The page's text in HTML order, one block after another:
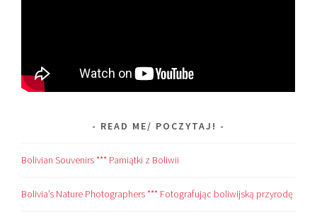
READ ME/ POCZYTAJ!
Bolivian Souvenirs *** Pamiątki z Boliwii
Bolivia’s Nature Photographers *** Fotografując boliwijską przyrodę